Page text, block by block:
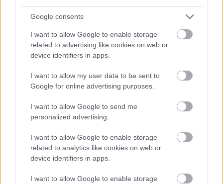
Google consents
I want to allow Google to enable storage
related to advertising like cookies on web or
device identifiers in apps.
I want to allow my user data to be sent to
Google for online advertising purposes.
I want to allow Google to send me
personalized advertising.
I want to allow Google to enable storage
related to analytics like cookies on web or
device identifiers in apps.
I want to allow Google to enable storage
Két pihenőszoba is van az épületben / Fotó: Hraskó István
HIRDETÉS